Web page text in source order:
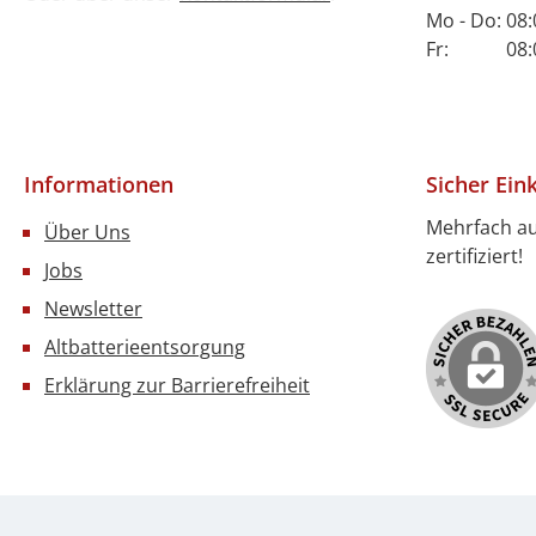
Mo - Do:
Fr: 08:00
Informationen
Über Uns
Jobs
Newsletter
Altbatterieentsorgung
Erklärung zur Barrierefreiheit
Sicher
Mehrfach
zertifiziert!